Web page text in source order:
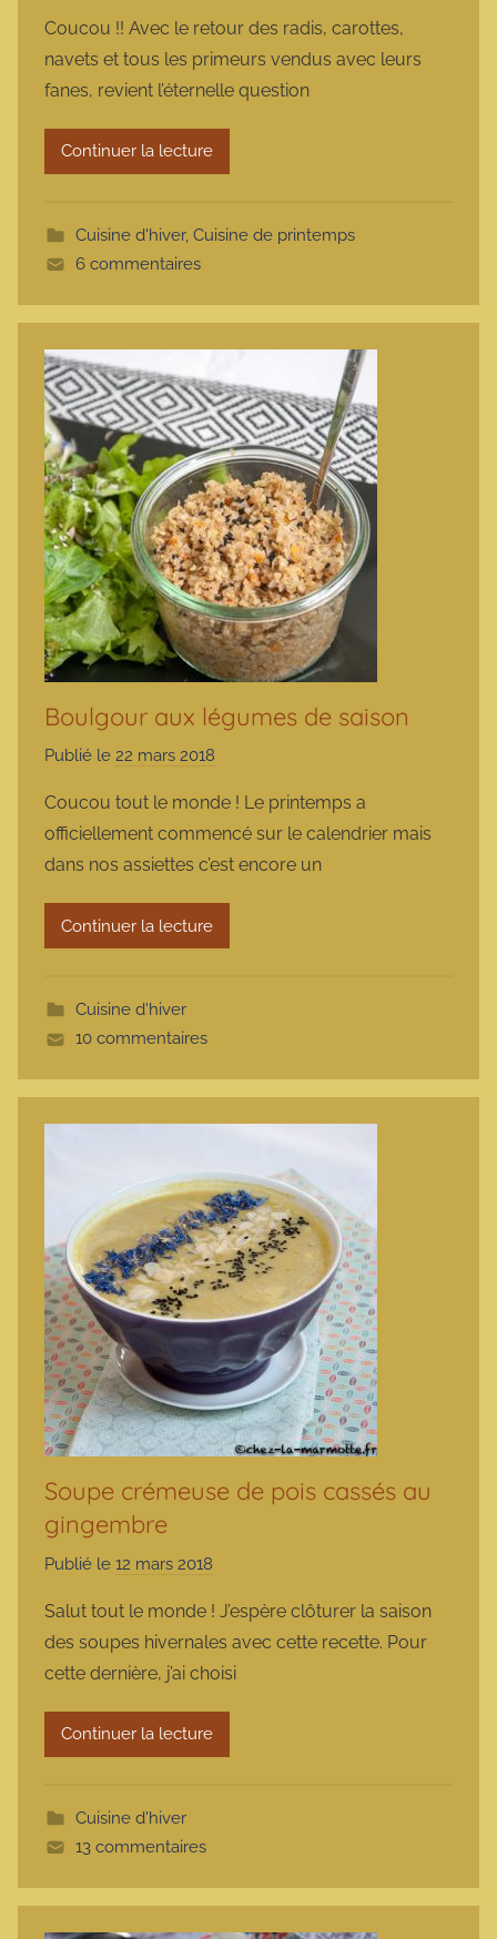
r
m
a
r
m
t
e
Coucou !! Avec le retour des radis, carottes,
navets et tous les primeurs vendus avec leurs
fanes, revient l’éternelle question
Continuer la lecture
Cuisine d'hiver, Cuisine de printemps
6 commentaires
Boulgour aux légumes de saison
Publié le 22 mars 2018
r
m
a
r
Coucou tout le monde ! Le printemps a
officiellement commencé sur le calendrier mais
dans nos assiettes c’est encore un
Continuer la lecture
Cuisine d'hiver
10 commentaires
Soupe crémeuse de pois cassés au
gingembre
Publié le 12 mars 2018
r
m
a
r
Salut tout le monde ! J’espère clôturer la saison
des soupes hivernales avec cette recette. Pour
cette dernière, j’ai choisi
Continuer la lecture
Cuisine d'hiver
13 commentaires